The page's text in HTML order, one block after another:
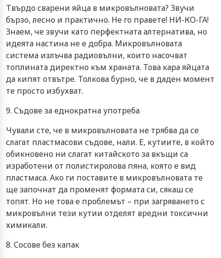
Твърдо сварени яйца в микровълновата? Звучи
бързо, лесно и практично. Не го правете! НИ-КО-ГА!
Знаем, че звучи като перфектната алтернатива, но
идеята настина не е добра. Микровълновата
система излъчва радиовълни, които насочват
топлината директно към храната. Това кара яйцата
да кипят отвътре. Толкова бурно, че в даден момент
те просто избухват.
9. Съдове за еднократна употреба
Чували сте, че в микровълновата не трябва да се
слагат пластмасови съдове, нали. Е, кутиите, в който
обикновено ни слагат китайското за вкъщи са
изработени от полистиролова пяна, която е вид
пластмаса. Ако ги поставите в микровълновата те
ще започнат да променят формата си, сякаш се
топят. Но не това е проблемът – при загряването с
микровълни тези кутии отделят вредни токсични
химикали.
8. Сосове без капак